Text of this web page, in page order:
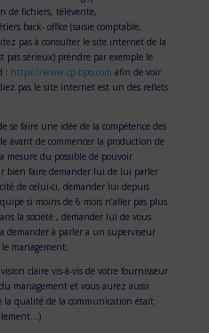
de fichiers, télévente,
back- office (saisie comptable,
pas à consulter le site internet de la
pas sérieux) prendre par exemple le
: https://www.cp-bpo.com afin de voir
pas le site internet est un des reflets
faire une idée de la compétence des
avant de commencer la production de
mesure du possible de pouvoir
bien faire demander lui de lui parler
de celui-ci, demander lui depuis
si moins de 6 mois n’aller pas plus
la société , demander lui de vous
demander à parler a un superviseur
management.
claire vis-à-vis de votre fournisseur
management et vous aurez aussi
la qualité de la communication était